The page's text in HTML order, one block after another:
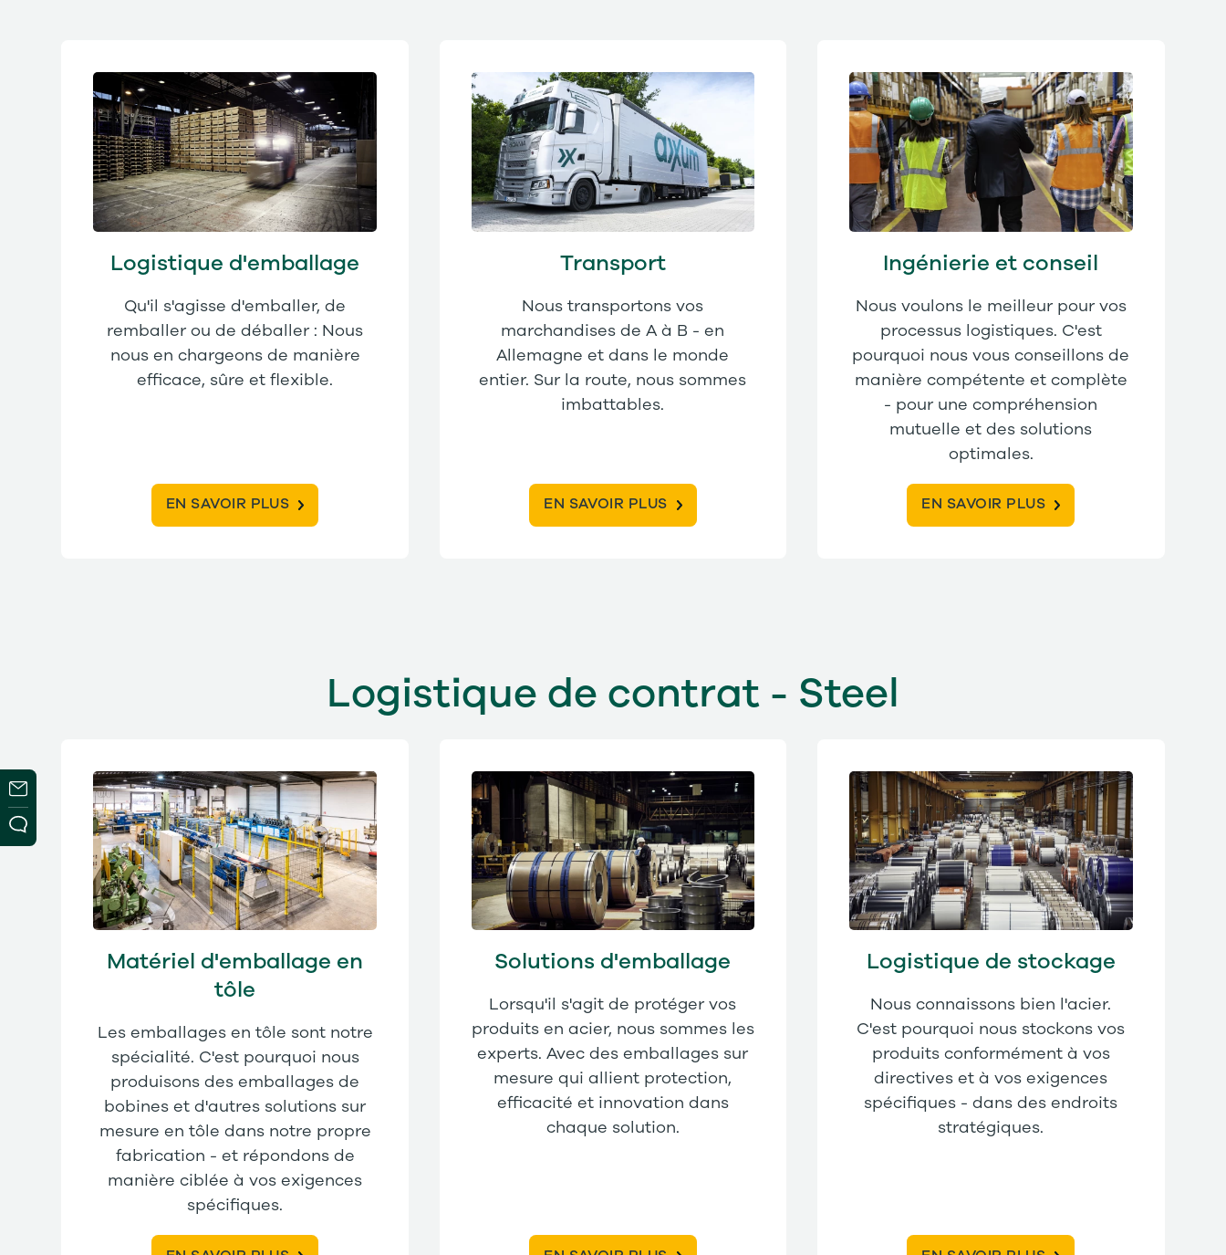
Logistique d'emballage
Qu'il s'agisse d'emballer, de
remballer ou de déballer : Nous
nous en chargeons de manière
efficace, sûre et flexible.
EN SAVOIR PLUS
Transport
Nous transportons vos
marchandises de A à B - en
Allemagne et dans le monde
entier. Sur la route, nous sommes
imbattables.
EN SAVOIR PLUS
Ingénierie et conseil
Nous voulons le meilleur pour vos
processus logistiques. C'est
pourquoi nous vous conseillons de
manière compétente et complète
- pour une compréhension
mutuelle et des solutions
optimales.
EN SAVOIR PLUS
Logistique de contrat - Steel
Matériel d'emballage en
tôle
Les emballages en tôle sont notre
spécialité. C'est pourquoi nous
produisons des emballages de
bobines et d'autres solutions sur
mesure en tôle dans notre propre
fabrication - et répondons de
manière ciblée à vos exigences
spécifiques.
Solutions d'emballage
Lorsqu'il s'agit de protéger vos
produits en acier, nous sommes les
experts. Avec des emballages sur
mesure qui allient protection,
efficacité et innovation dans
chaque solution.
Logistique de stockage
Nous connaissons bien l'acier.
C'est pourquoi nous stockons vos
produits conformément à vos
directives et à vos exigences
spécifiques - dans des endroits
stratégiques.